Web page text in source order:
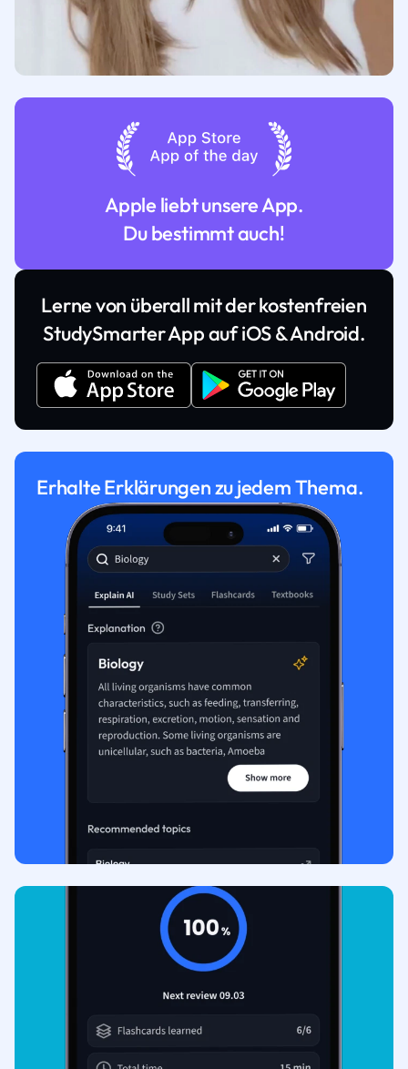
Apple liebt unsere App.
Du bestimmt auch!
Lerne von überall mit der kostenfreien
StudySmarter App auf iOS & Android.
Erhalte Erklärungen zu jedem Thema.